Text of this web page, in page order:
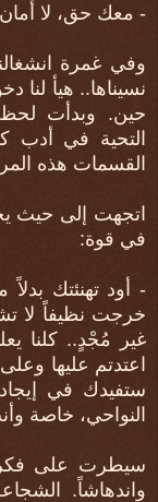
- معك حق، لا
وفي غمرة
نسيناها.. هيأ لنا
حين. وبدأت
التحية في أدب
القسمات هذه
اتجهت إلى حيث
في قوة:
- أود تهنئتك بدلاً
خرجت نظيفاً لا
غير مُجْدٍ.. كلنا
اعتدتم عليها
ستفيدك في
النواحي، خاصة
سيطرت على
واندهاشاً.